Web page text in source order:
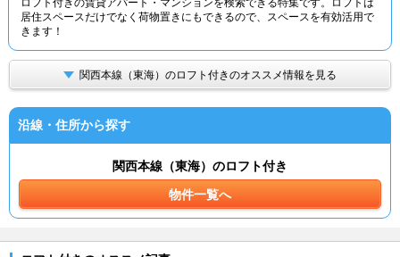
TOP
ロフト付きの賃貸アパート・マンションを検索できる特集です。ロフトは
居住スペースだけでなく荷物置きにもできるので、スペースを有効活用で
きます！
関西本線（東海）のロフト付きのオススメ情報を見る
沿線・住所から探す
関西本線（東海）のロフト付き
物件一覧へ